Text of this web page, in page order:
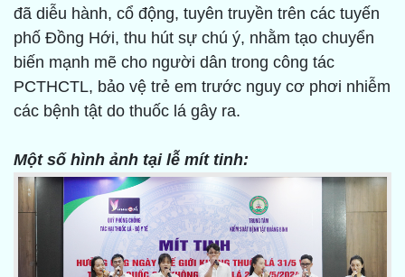
đã diễu hành, cổ động, tuyên truyền trên các tuyến
phố Đồng Hới, thu hút sự chú ý, nhằm tạo chuyển
biến mạnh mẽ cho người dân trong công tác
PCTHCTL, bảo vệ trẻ em trước nguy cơ phơi nhiễm
các bệnh tật do thuốc lá gây ra.
Một số hình ảnh tại lễ mít tinh: